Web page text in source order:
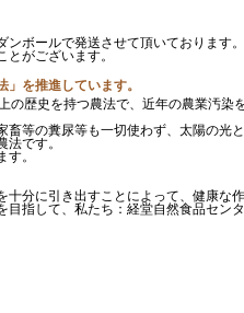
ンボールで発送させて頂いております。
がございます。
を推進しています。
の歴史を持つ農法で、近年の農業汚染
畜等の糞尿等も一切使わず、太陽の光と
です。
。
十分に引き出すことによって、健康な作
目指して、私たち：経堂自然食品センタ